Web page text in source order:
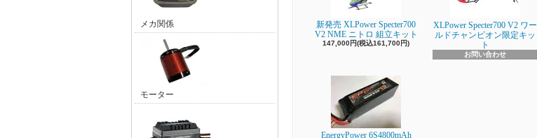
メカ関係
モーター
新発売 XLPower Specter700
V2 NME ニトロ 組立キット
147,000円(税込161,700円)
XLPower Specter700 V2 ワー
ルドチャンピオン限定キッ
ト
お問い合わせ
EnergyPower 6S4800mAh